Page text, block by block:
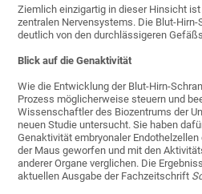
Ziemlich einzigartig in dieser Hinsicht
zentralen Nervensystems. Die Blut-
deutlich von den durchlässigeren
Blick auf die Genaktivität
Wie die Entwicklung der Blut-Hirn-
Prozess möglicherweise steuern und
Wissenschaftler des Biozentrums der
neuen Studie untersucht. Sie haben
Genaktivität embryonaler
der Maus geworfen und mit den
anderer Organe verglichen. Die
aktuellen Ausgabe der Fachzeitschrift